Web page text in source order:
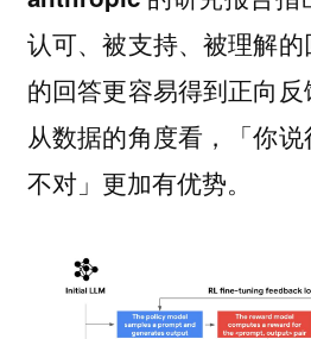
认可、被支持、被理解
的回答更容易得到正向反
从数据的角度看，「你
不对」更加有优势。